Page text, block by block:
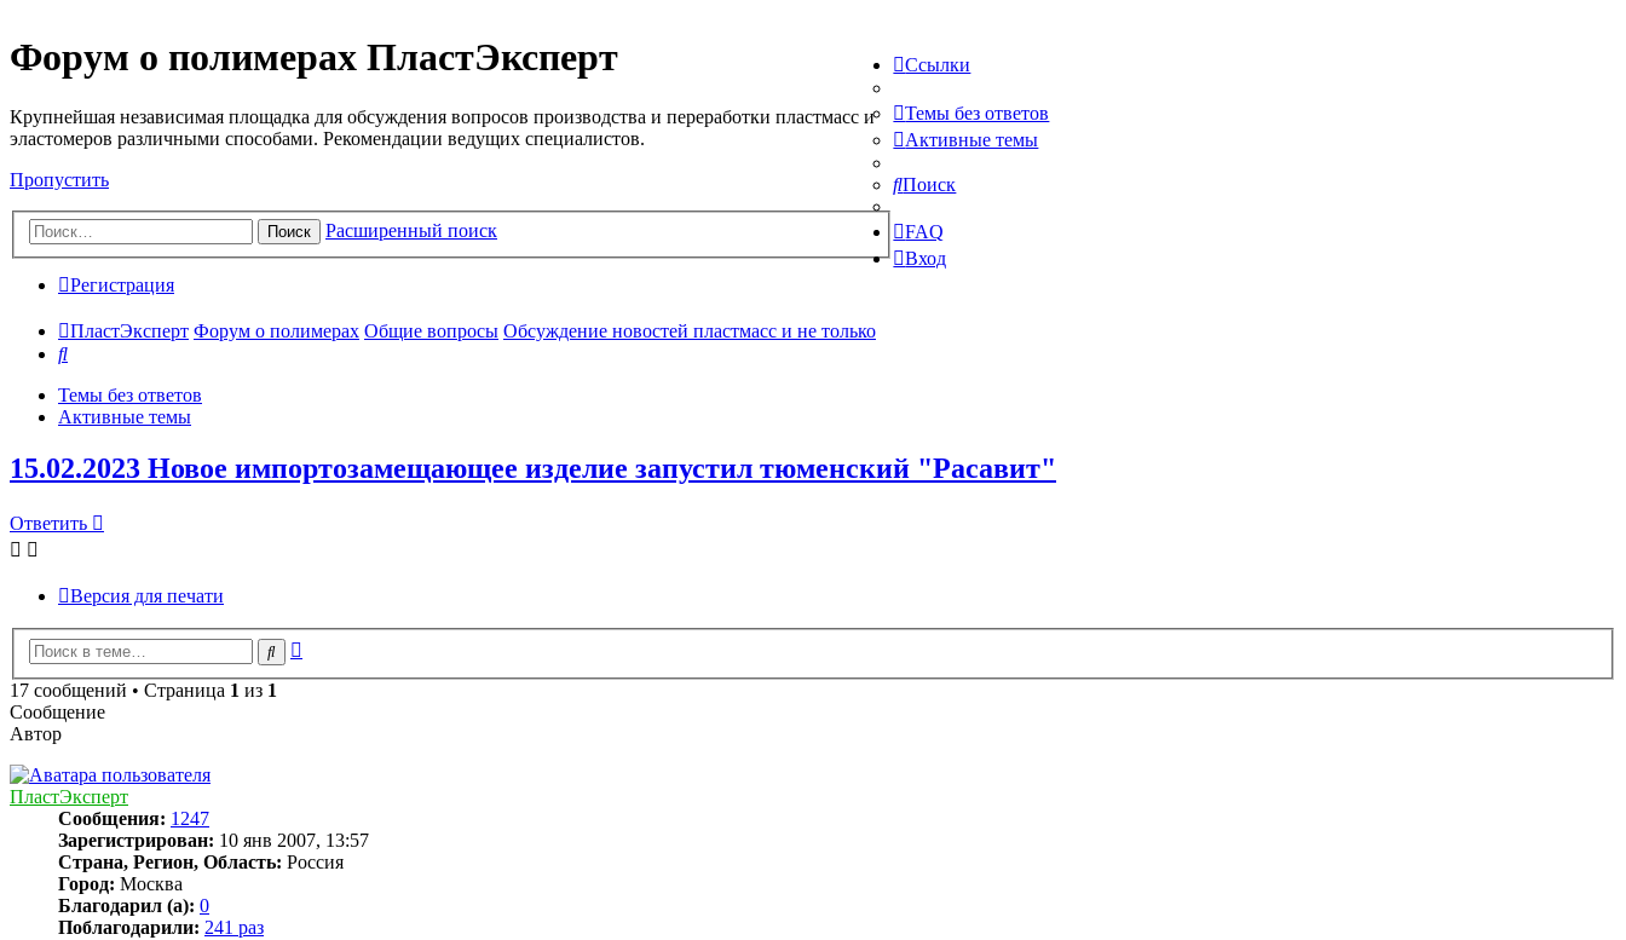
Форум о полимерах ПластЭксперт
Крупнейшая независимая площадка для обсуждения вопросов производства и переработки пластмасс и
эластомеров различными способами. Рекомендации ведущих специалистов.
Пропустить
Поиск Расширенный поиск
Ссылки
Темы без ответов
Активные темы
Поиск
FAQ
Вход
Регистрация
ПластЭксперт Форум о полимерах Общие вопросы Обсуждение новостей пластмасс и не только
Поиск
Темы без ответов
Активные темы
15.02.2023 Новое импортозамещающее изделие запустил тюменский "Расавит"
Ответить
Версия для печати
Поиск
17 сообщений • Страница 1 из 1
Сообщение
Автор
ПластЭксперт
Сообщения: 1247
Зарегистрирован: 10 янв 2007, 13:57
Страна, Регион, Область: Россия
Город: Москва
Благодарил (а): 0
Поблагодарили: 241 раз